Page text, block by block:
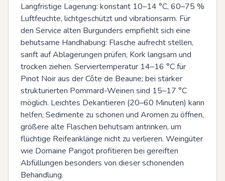
Langfristige Lagerung: konstant 10–14 °C, 60–75 %
Luftfeuchte, lichtgeschützt und vibrationsarm. Für
den Service alten Burgunders empfiehlt sich eine
behutsame Handhabung: Flasche aufrecht stellen,
sanft auf Ablagerungen prüfen, Kork langsam und
trocken ziehen. Serviertemperatur 14–16 °C für
Pinot Noir aus der Côte de Beaune; bei stärker
strukturierten Pommard-Weinen sind 15–17 °C
möglich. Leichtes Dekantieren (20–60 Minuten) kann
helfen, Sedimente zu schonen und Aromen zu öffnen,
größere alte Flaschen behutsam antrinken, um
flüchtige Reifeanklänge nicht zu verlieren. Weingüter
wie Domaine Parigot profitieren bei gereiften
Abfüllungen besonders von dieser schonenden
Behandlung.